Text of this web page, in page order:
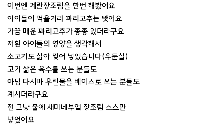
이번엔 계란장조림을 한번 해봤어요
아이들이 먹을거라 꽈리고추는 뺏어요
가끔 매운 꽈리고추가 종종 있더라구요
저흰 아이들의 영양을 생각해서
소고기도 삶아 찢어 넣었습니다(우둔살)
고기 삶은 육수를 쓰는 분들도
아님 다시마 우린물을 베이스로 쓰는 분들도
계시더라구요
전 그냥 물에 새미네부엌 장조림 소스만
넣었어요